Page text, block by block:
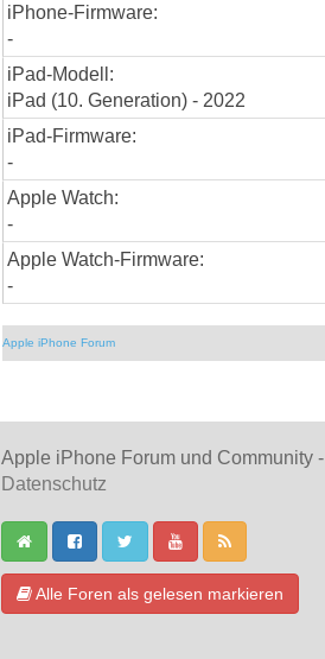
iPhone-Firmware:
-
iPad-Modell:
iPad (10. Generation) - 2022
iPad-Firmware:
-
Apple Watch:
-
Apple Watch-Firmware:
-
Apple iPhone Forum
Apple iPhone Forum und Community -
Datenschutz
Alle Foren als gelesen markieren